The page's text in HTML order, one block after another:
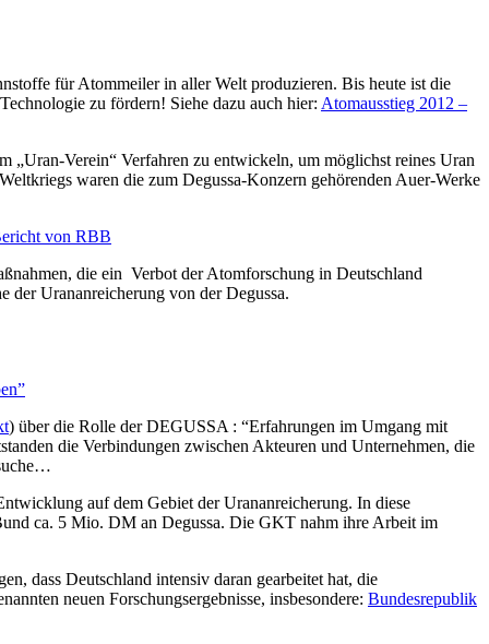
für Atommeiler in aller Welt produzieren. Bis heute ist die
zu fördern! Siehe dazu auch hier: Atomausstieg 2012 –
„Uran-Verein“ Verfahren zu entwickeln, um möglichst reines Uran
waren die zum Degussa-Konzern gehörenden Auer-Werke
von RBB
die ein Verbot der Atomforschung in Deutschland
der Urananreicherung von der Degussa.
) über die Rolle der DEGUSSA : “Erfahrungen im Umgang mit
die Verbindungen zwischen Akteuren und Unternehmen, die
auf dem Gebiet der Urananreicherung. In diese
ca. 5 Mio. DM an Degussa. Die GKT nahm ihre Arbeit im
dass Deutschland intensiv daran gearbeitet hat, die
neuen Forschungsergebnisse, insbesondere: Bundesrepublik